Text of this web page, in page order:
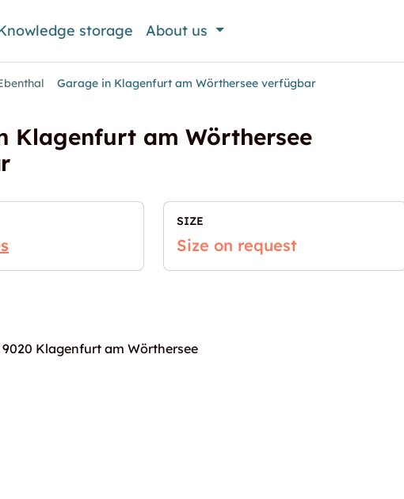
storage About us
Garage in Klagenfurt am Wörthersee verfügbar
Klagenfurt am Wörthersee
SIZE
Size on request
Klagenfurt am Wörthersee